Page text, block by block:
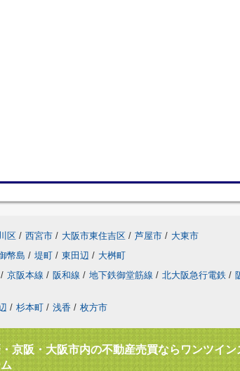
区 / 西宮市 / 大阪市東住吉区 / 芦屋市 / 大東市
幣島 / 堤町 / 東田辺 / 大桝町
/ 京阪本線 / 阪和線 / 地下鉄御堂筋線 / 北大阪急行電鉄 /
/ 杉本町 / 浅香 / 枚方市
京阪・大阪市内の不動産売買ならワンツイン